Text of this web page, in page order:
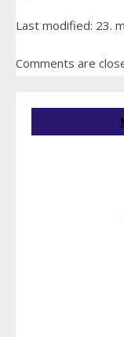
Last modified: 23.
Comments are